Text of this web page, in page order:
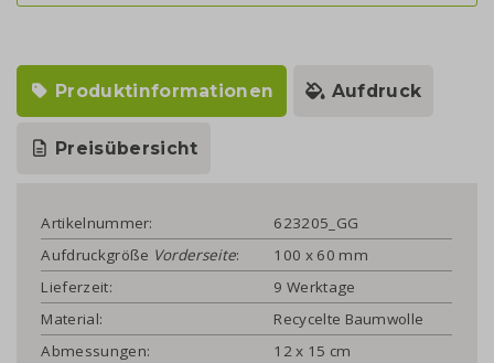
Produktinformationen Aufdruck
Preisübersicht
Artikelnummer:
623205_GG
Aufdruckgröße Vorderseite:
100 x 60 mm
Lieferzeit:
9 Werktage
Material:
Recycelte Baumwolle
Abmessungen:
12 x 15 cm